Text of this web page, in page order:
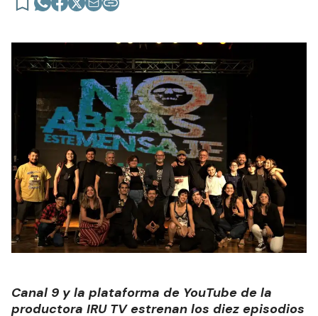
Canal 9 y la plataforma de YouTube de la
productora IRU TV estrenan los diez episodios